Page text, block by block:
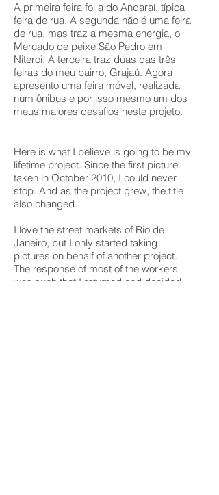
A primeira feira foi a do Andaraí, típica
feira de rua. A segunda não é uma feira
de rua, mas traz a mesma energia, o
Mercado de peixe São Pedro em
Niteroi. A terceira traz duas das três
feiras do meu bairro, Grajaú. Agora
apresento uma feira móvel, realizada
num ônibus e por isso mesmo um dos
meus maiores desafios neste projeto.
Here is what I believe is going to be my
lifetime project. Since the first picture
taken in October 2010, I could never
stop. And as the project grew, the title
also changed.
I love the street markets of Rio de
Janeiro, but I only started taking
pictures on behalf of another project.
The response of most of the workers
was such that I returned and decided